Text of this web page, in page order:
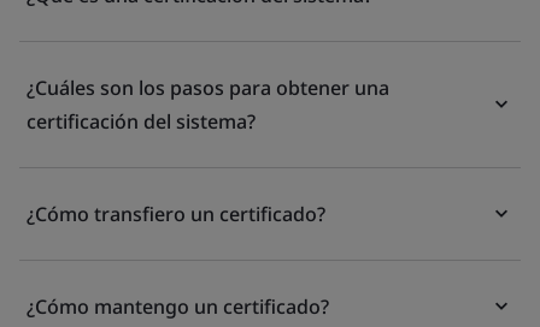
¿Cuáles son los pasos para obtener una
certificación del sistema?
¿Cómo transfiero un certificado?
¿Cómo mantengo un certificado?